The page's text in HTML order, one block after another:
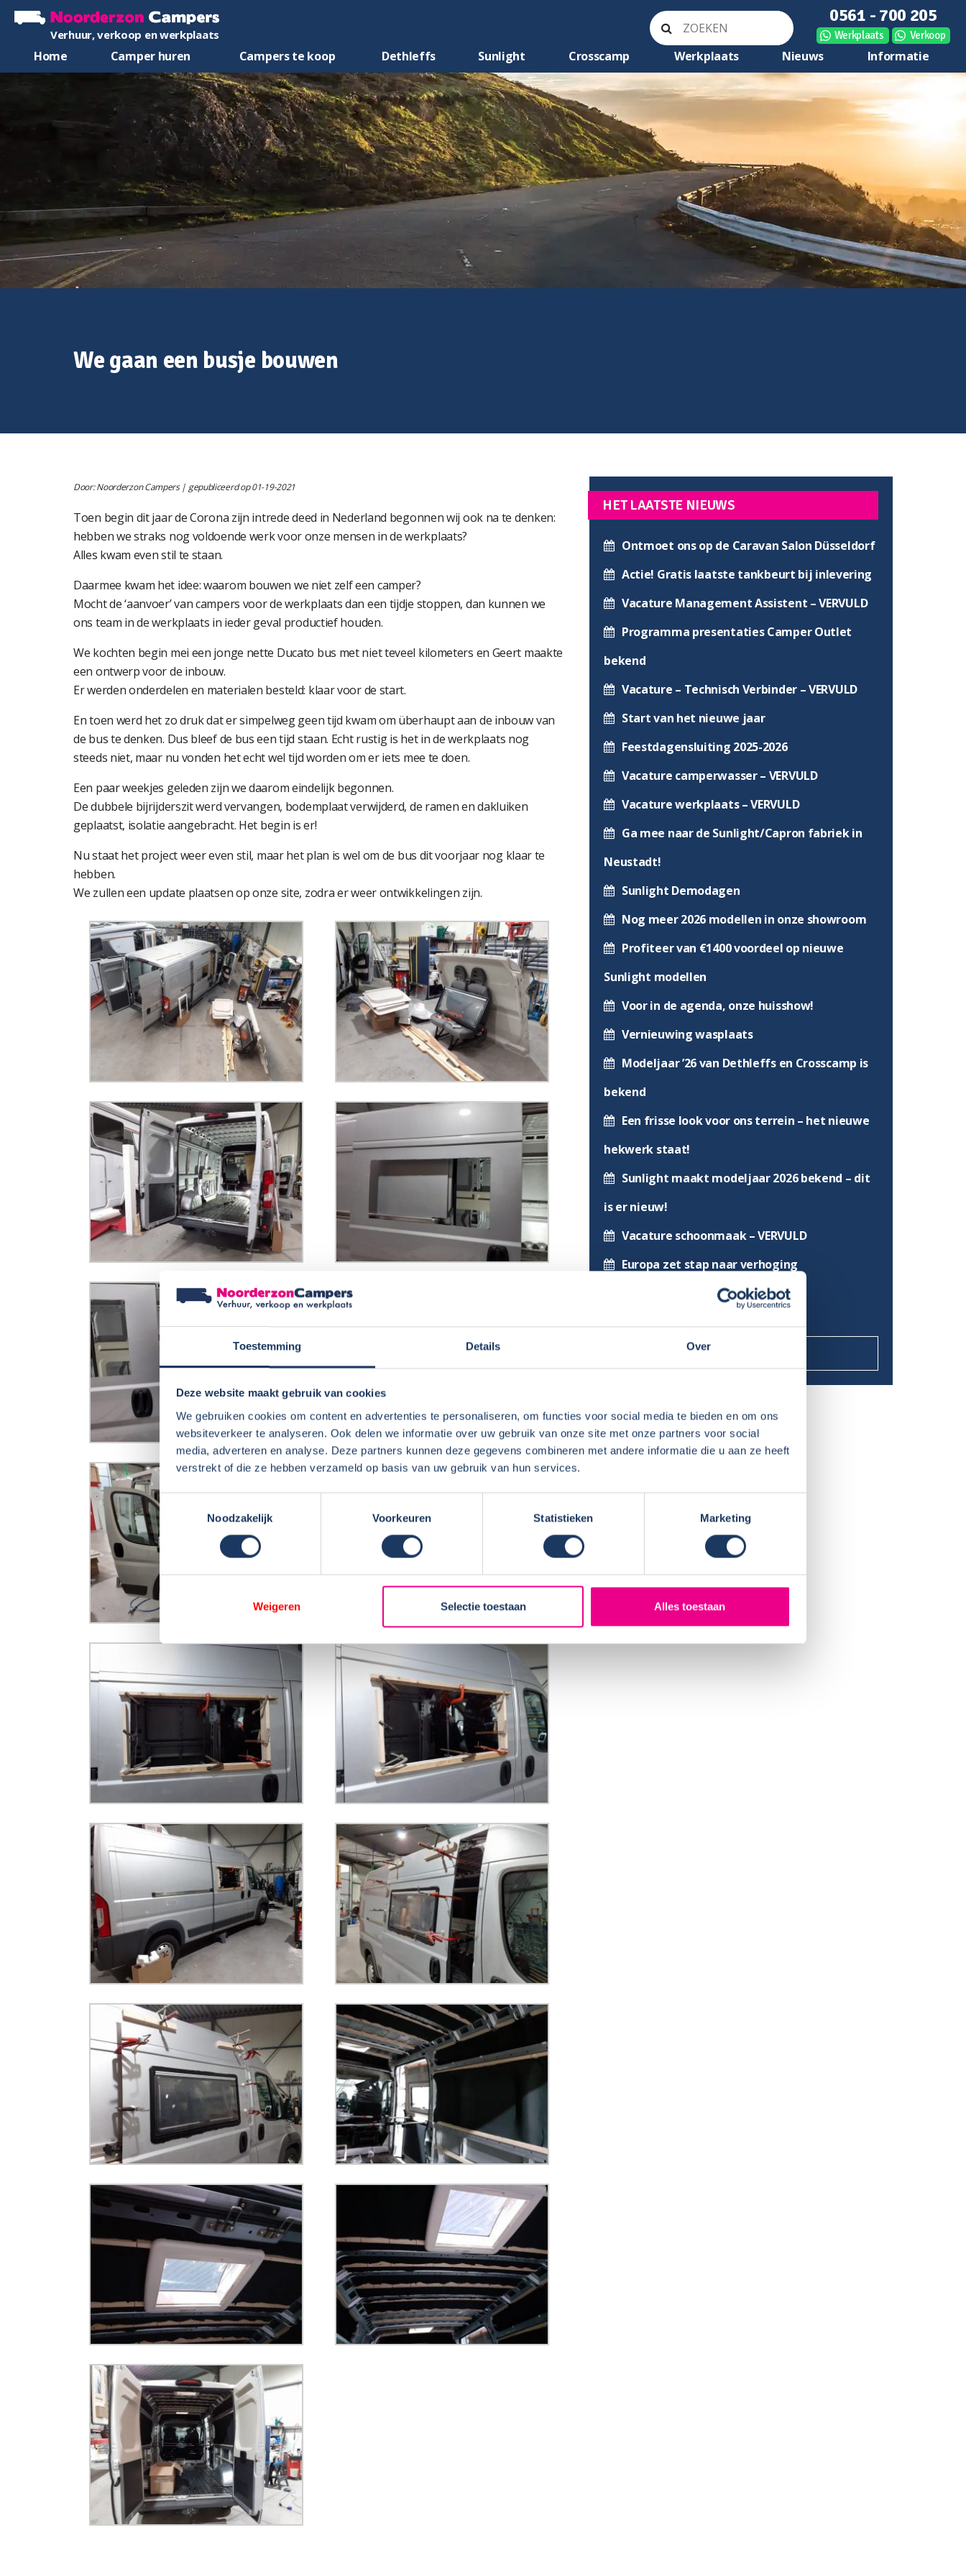
Toestemming Details Over
Deze website maakt gebruik van cookies
We gebruiken cookies om content en advertenties te personaliseren, om functies voor social media te bieden en om ons
websiteverkeer te analyseren. Ook delen we informatie over uw gebruik van onze site met onze partners voor social
media, adverteren en analyse. Deze partners kunnen deze gegevens combineren met andere informatie die u aan ze heeft
verstrekt of die ze hebben verzameld op basis van uw gebruik van hun services.
Toestemmingsselectie
Noodzakelijk
Voorkeuren Statistieken Marketing
Weigeren Selectie toestaan Alles toestaan
Verhuur, verkoop en werkplaats
0561 - 700 205
Werkplaats Verkoop
Home Camper huren Campers te koop Dethleffs Sunlight Crosscamp Werkplaats Nieuws Informatie
We gaan een busje bouwen
Door: Noorderzon Campers | gepubliceerd op 01-19-2021
Toen begin dit jaar de Corona zijn intrede deed in Nederland begonnen wij ook na te denken:
hebben we straks nog voldoende werk voor onze mensen in de werkplaats?
Alles kwam even stil te staan.
Daarmee kwam het idee: waarom bouwen we niet zelf een camper?
Mocht de ‘aanvoer’ van campers voor de werkplaats dan een tijdje stoppen, dan kunnen we
ons team in de werkplaats in ieder geval productief houden.
We kochten begin mei een jonge nette Ducato bus met niet teveel kilometers en Geert maakte
een ontwerp voor de inbouw.
Er werden onderdelen en materialen besteld: klaar voor de start.
En toen werd het zo druk dat er simpelweg geen tijd kwam om überhaupt aan de inbouw van
de bus te denken. Dus bleef de bus een tijd staan. Echt rustig is het in de werkplaats nog
steeds niet, maar nu vonden het echt wel tijd worden om er iets mee te doen.
Een paar weekjes geleden zijn we daarom eindelijk begonnen.
De dubbele bijrijderszit werd vervangen, bodemplaat verwijderd, de ramen en dakluiken
geplaatst, isolatie aangebracht. Het begin is er!
Nu staat het project weer even stil, maar het plan is wel om de bus dit voorjaar nog klaar te
hebben.
We zullen een update plaatsen op onze site, zodra er weer ontwikkelingen zijn.
HET LAATSTE NIEUWS
Ontmoet ons op de Caravan Salon Düsseldorf
Actie! Gratis laatste tankbeurt bij inlevering
Vacature Management Assistent – VERVULD
Programma presentaties Camper Outlet
bekend
Vacature – Technisch Verbinder – VERVULD
Start van het nieuwe jaar
Feestdagensluiting 2025-2026
Vacature camperwasser – VERVULD
Vacature werkplaats – VERVULD
Ga mee naar de Sunlight/Capron fabriek in
Neustadt!
Sunlight Demodagen
Nog meer 2026 modellen in onze showroom
Profiteer van €1400 voordeel op nieuwe
Sunlight modellen
Voor in de agenda, onze huisshow!
Vernieuwing wasplaats
Modeljaar ’26 van Dethleffs en Crosscamp is
bekend
Een frisse look voor ons terrein – het nieuwe
hekwerk staat!
Sunlight maakt modeljaar 2026 bekend – dit
is er nieuw!
Vacature schoonmaak – VERVULD
Europa zet stap naar verhoging
campergewicht B-rijbewijs
+ Toon meer berichten